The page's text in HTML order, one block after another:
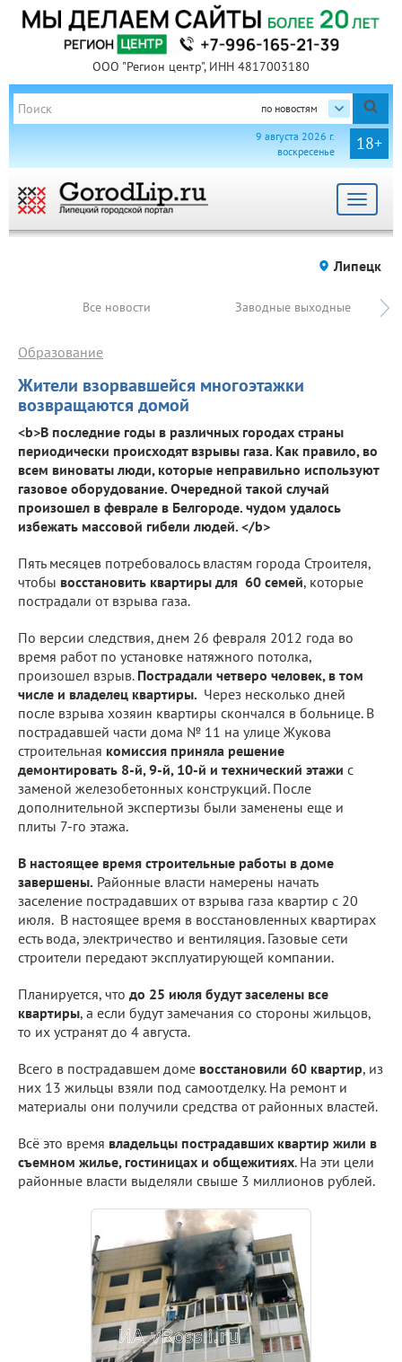
ООО "Регион центр", ИНН 4817003180
по новостям
18+
9 августа 2026 г.
воскресенье
Toggle
Липецк
Все новости Заводные выходные
Жители взорвавшейся многоэтажки
возвращаются домой
Образование
<b>В последние годы в различных городах страны
периодически происходят взрывы газа. Как правило, во
всем виноваты люди, которые неправильно используют
газовое оборудование. Очередной такой случай
произошел в феврале в Белгороде. чудом удалось
избежать массовой гибели людей. </b>
Пять месяцев потребовалось властям города Строителя,
чтобы восстановить квартиры для 60 семей, которые
пострадали от взрыва газа.
По версии следствия, днем 26 февраля 2012 года во
время работ по установке натяжного потолка,
произошел взрыв. Пострадали четверо человек, в том
числе и владелец квартиры. Через несколько дней
после взрыва хозяин квартиры скончался в больнице. В
пострадавшей части дома № 11 на улице Жукова
строительная комиссия приняла решение
демонтировать 8-й, 9-й, 10-й и технический этажи с
заменой железобетонных конструкций. После
дополнительной экспертизы были заменены еще и
плиты 7-го этажа.
В настоящее время строительные работы в доме
завершены. Районные власти намерены начать
заселение пострадавших от взрыва газа квартир с 20
июля. В настоящее время в восстановленных квартирах
есть вода, электричество и вентиляция. Газовые сети
строители передают эксплуатирующей компании.
Планируется, что до 25 июля будут заселены все
квартиры, а если будут замечания со стороны жильцов,
то их устранят до 4 августа.
Всего в пострадавшем доме восстановили 60 квартир, из
них 13 жильцы взяли под самоотделку. На ремонт и
материалы они получили средства от районных властей.
Всё это время владельцы пострадавших квартир жили в
съемном жилье, гостиницах и общежитиях. На эти цели
районные власти выделяли свыше 3 миллионов рублей.